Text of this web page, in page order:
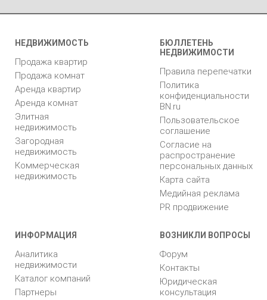
НЕДВИЖИМОСТЬ
Продажа квартир
Продажа комнат
Аренда квартир
Аренда комнат
Элитная
недвижимость
Загородная
недвижимость
Коммерческая
недвижимость
БЮЛЛЕТЕНЬ
НЕДВИЖИМОСТИ
Правила перепечатки
Политика
конфиденциальности
BN.ru
Пользовательское
соглашение
Согласие на
распространение
персональных данных
Карта сайта
Медийная реклама
PR продвижение
ИНФОРМАЦИЯ
Аналитика
недвижимости
Каталог компаний
Партнеры
ВОЗНИКЛИ ВОПРОСЫ
Форум
Контакты
Юридическая
консультация